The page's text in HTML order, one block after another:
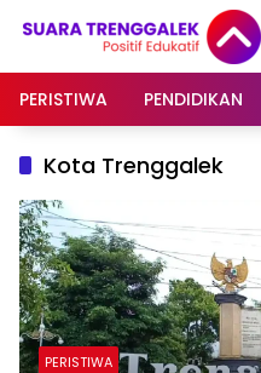
PERISTIWA
PENDIDIKAN
Kota Trenggalek
PERISTIWA